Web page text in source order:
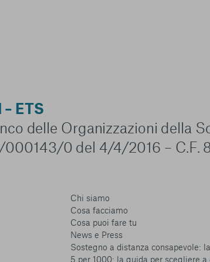
ETS
delle Organizzazioni della
0 del 4/4/2016 – C.F.
Chi siamo
Cosa facciamo
Cosa puoi fare tu
News e Press
Sostegno a distanza consapevole:
5 per 1000: la guida per scegliere a